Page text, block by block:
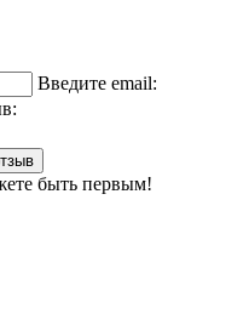
Введите email:
быть первым!